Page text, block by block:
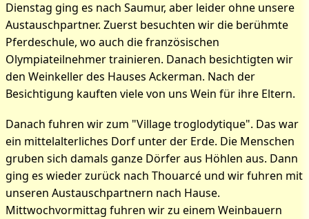
Dienstag ging es nach Saumur, aber leider ohne unsere
Austauschpartner. Zuerst besuchten wir die berühmte
Pferdeschule, wo auch die französischen
Olympiateilnehmer trainieren. Danach besichtigten wir
den Weinkeller des Hauses Ackerman. Nach der
Besichtigung kauften viele von uns Wein für ihre Eltern.
Danach fuhren wir zum "Village troglodytique". Das war
ein mittelalterliches Dorf unter der Erde. Die Menschen
gruben sich damals ganze Dörfer aus Höhlen aus. Dann
ging es wieder zurück nach Thouarcé und wir fuhren mit
unseren Austauschpartnern nach Hause.
Mittwochvormittag fuhren wir zu einem Weinbauern